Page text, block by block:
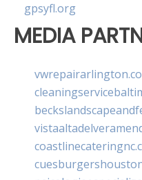
gpsyfl.org
MEDIA